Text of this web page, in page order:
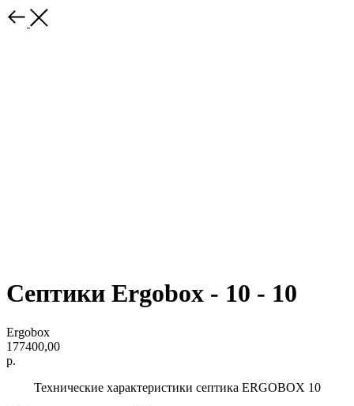
Септики Ergobox - 10 - 10
Ergobox
177400,00
р.
Технические характеристики септика ERGOBOX 10